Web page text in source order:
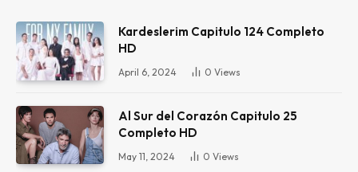
Kardeslerim Capitulo 124 Completo
HD
April 6, 2024 0 Views
Al Sur del Corazón Capitulo 25
Completo HD
May 11, 2024 0 Views